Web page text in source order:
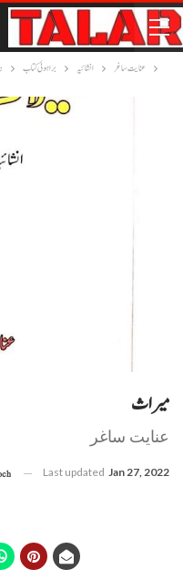
براہوئی کتاب انشائیہ عنایت ساغر
میراث
عنایت ساغر
Last updated Jan 27, 2022